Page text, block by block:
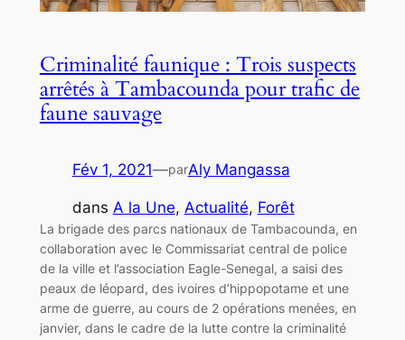
Criminalité faunique : Trois suspects
arrêtés à Tambacounda pour trafic de
faune sauvage
Fév 1, 2021—parAly Mangassa
dans A la Une, Actualité, Forêt
La brigade des parcs nationaux de Tambacounda, en
collaboration avec le Commissariat central de police
de la ville et l’association Eagle-Senegal, a saisi des
peaux de léopard, des ivoires d’hippopotame et une
arme de guerre, au cours de 2 opérations menées, en
janvier, dans le cadre de la lutte contre la criminalité